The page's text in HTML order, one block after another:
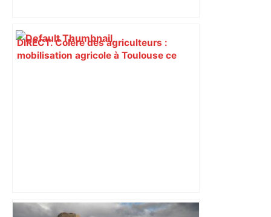
DIRECT. Colère des agriculteurs :
mobilisation agricole à Toulouse ce